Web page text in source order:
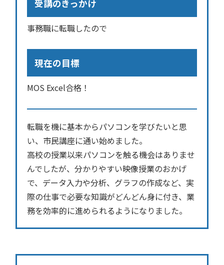
受講のきっかけ
事務職に転職したので
現在の目標
MOS Excel合格！
転職を機に基本からパソコンを学びたいと思
い、市民講座に通い始めました。
高校の授業以来パソコンを触る機会はありませ
んでしたが、分かりやすい映像授業のおかげ
で、データ入力や分析、グラフの作成など、実
際の仕事で必要な知識がどんどん身に付き、業
務を効率的に進められるようになりました。